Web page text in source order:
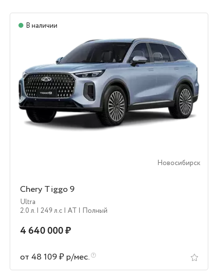
В наличии
Новосибирск
Chery Tiggo 9
Ultra
2.0 л. | 249 л.c | AT | Полный
4 640 000 ₽
от 48 109 ₽ р/мес.